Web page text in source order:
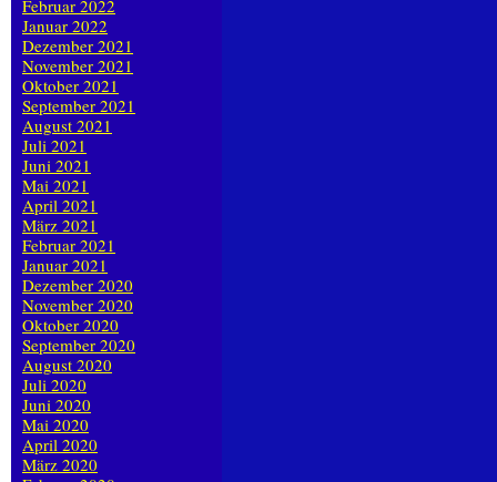
Februar 2022
Januar 2022
Dezember 2021
November 2021
Oktober 2021
September 2021
August 2021
Juli 2021
Juni 2021
Mai 2021
April 2021
März 2021
Februar 2021
Januar 2021
Dezember 2020
November 2020
Oktober 2020
September 2020
August 2020
Juli 2020
Juni 2020
Mai 2020
April 2020
März 2020